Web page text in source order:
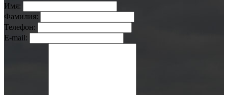
Имя:
Фамилия:
Телефон:
E-mail: